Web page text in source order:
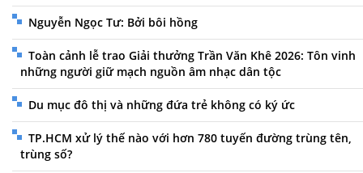
Nguyễn Ngọc Tư: Bởi bôi hồng
Toàn cảnh lễ trao Giải thưởng Trần Văn Khê 2026: Tôn vinh
những người giữ mạch nguồn âm nhạc dân tộc
Du mục đô thị và những đứa trẻ không có ký ức
TP.HCM xử lý thế nào với hơn 780 tuyến đường trùng tên,
trùng số?